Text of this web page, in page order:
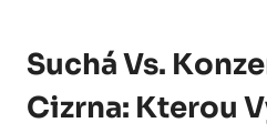
Suchá Vs.
Cizrna: Kterou